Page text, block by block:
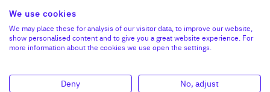
AUVERGNE-RHÔNE-ALPES
We use cookies
We may place these for analysis of our visitor data, to improve our website,
show personalised content and to give you a great website experience. For
more information about the cookies we use open the settings.
Deny
No, adjust